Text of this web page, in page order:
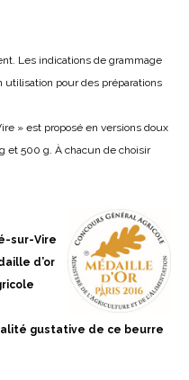
Les indications de grammage
utilisation pour des préparations
» est proposé en versions doux
et 500 g. À chacun de choisir
sur-Vire
d’or
gustative de ce beurre